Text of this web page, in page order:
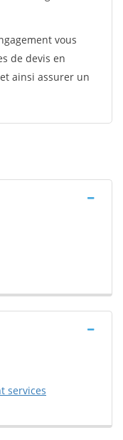
vous
de devis en
ainsi assurer un
services